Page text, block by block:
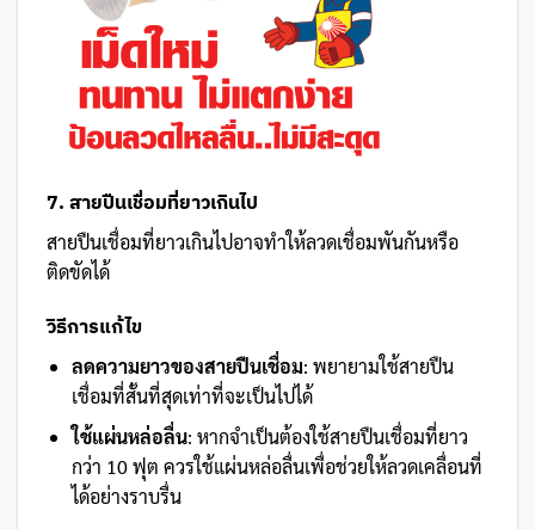
7. สายปืนเชื่อมที่ยาวเกินไป
สายปืนเชื่อมที่ยาวเกินไปอาจทำให้ลวดเชื่อมพันกันหรือ
ติดขัดได้
วิธีการแก้ไข
ลดความยาวของสายปืนเชื่อม: พยายามใช้สายปืน
เชื่อมที่สั้นที่สุดเท่าที่จะเป็นไปได้
ใช้แผ่นหล่อลื่น: หากจำเป็นต้องใช้สายปืนเชื่อมที่ยาว
กว่า 10 ฟุต ควรใช้แผ่นหล่อลื่นเพื่อช่วยให้ลวดเคลื่อนที่
ได้อย่างราบรื่น